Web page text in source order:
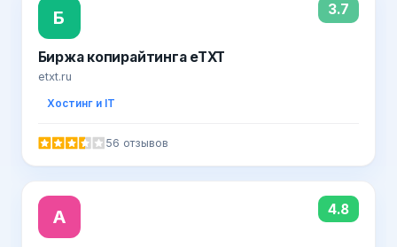
Б 3.7
Биржа копирайтинга eTXT
etxt.ru
Хостинг и IT
56 отзывов
A 4.8